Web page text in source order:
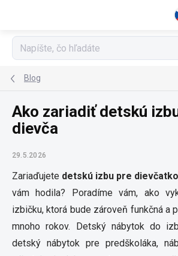
Blog
Ako zariadiť detskú
dievča
29.5.2026
Zariaďujete detskú izbu pre dievčatko
vám hodila? Poradíme vám, ako
izbičku, ktorá bude zároveň funkčná a
mnoho rokov. Detský nábytok do
detský nábytok pre predškoláka,